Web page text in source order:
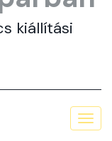
kiállítási